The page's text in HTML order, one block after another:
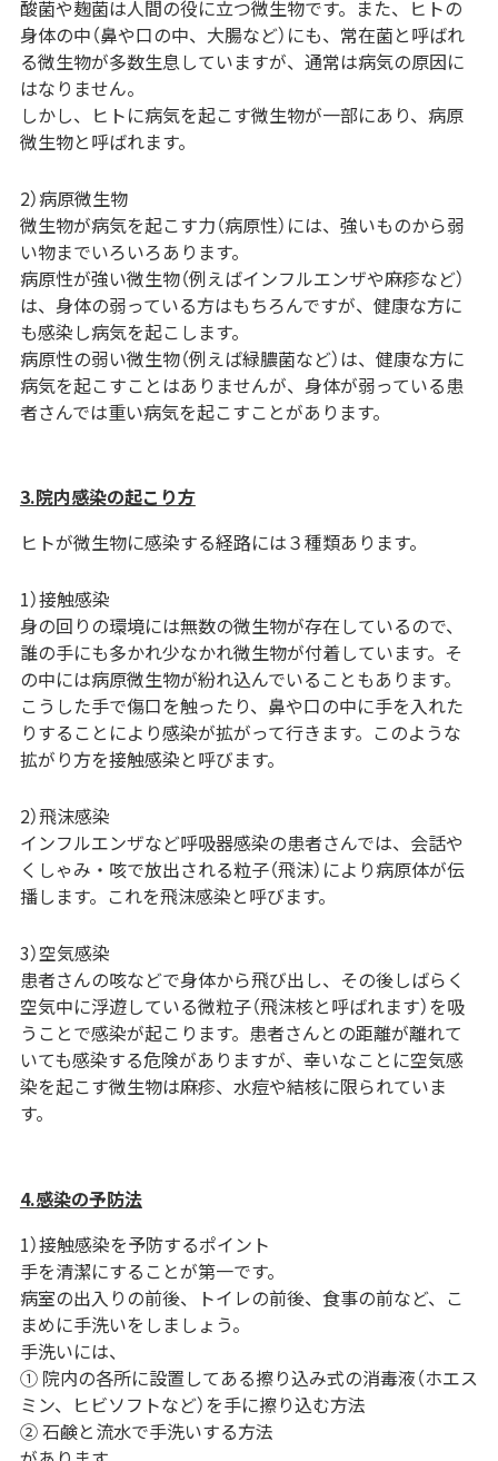
酸菌や麹菌は人間の役に立つ微生物です。また、ヒトの
身体の中（鼻や口の中、大腸など）にも、常在菌と呼ばれ
る微生物が多数生息していますが、通常は病気の原因に
はなりません。
しかし、ヒトに病気を起こす微生物が一部にあり、病原
微生物と呼ばれます。
2）病原微生物
微生物が病気を起こす力（病原性）には、強いものから弱
い物までいろいろあります。
病原性が強い微生物（例えばインフルエンザや麻疹など）
は、身体の弱っている方はもちろんですが、健康な方に
も感染し病気を起こします。
病原性の弱い微生物（例えば緑膿菌など）は、健康な方に
病気を起こすことはありませんが、身体が弱っている患
者さんでは重い病気を起こすことがあります。
3.院内感染の起こり方
ヒトが微生物に感染する経路には３種類あります。
1）接触感染
身の回りの環境には無数の微生物が存在しているので、
誰の手にも多かれ少なかれ微生物が付着しています。そ
の中には病原微生物が紛れ込んでいることもあります。
こうした手で傷口を触ったり、鼻や口の中に手を入れた
りすることにより感染が拡がって行きます。このような
拡がり方を接触感染と呼びます。
2）飛沫感染
インフルエンザなど呼吸器感染の患者さんでは、会話や
くしゃみ・咳で放出される粒子（飛沫）により病原体が伝
播します。これを飛沫感染と呼びます。
3）空気感染
患者さんの咳などで身体から飛び出し、その後しばらく
空気中に浮遊している微粒子（飛沫核と呼ばれます）を吸
うことで感染が起こります。患者さんとの距離が離れて
いても感染する危険がありますが、幸いなことに空気感
染を起こす微生物は麻疹、水痘や結核に限られていま
す。
4.感染の予防法
1）接触感染を予防するポイント
手を清潔にすることが第一です。
病室の出入りの前後、トイレの前後、食事の前など、こ
まめに手洗いをしましょう。
手洗いには、
① 院内の各所に設置してある擦り込み式の消毒液（ホエス
ミン、ヒビソフトなど）を手に擦り込む方法
② 石鹸と流水で手洗いする方法